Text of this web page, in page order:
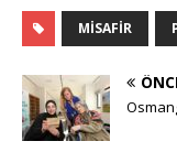
MISAFIR